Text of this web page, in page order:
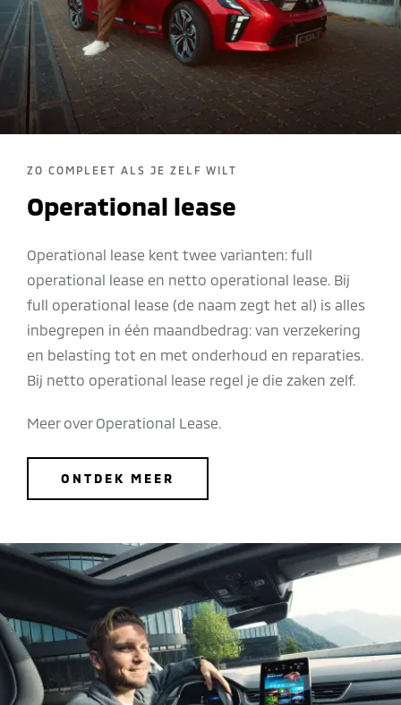
ZO COMPLEET ALS JE ZELF WILT
Operational lease
Operational lease kent twee varianten: full
operational lease en netto operational lease. Bij
full operational lease (de naam zegt het al) is alles
inbegrepen in één maandbedrag: van verzekering
en belasting tot en met onderhoud en reparaties.
Bij netto operational lease regel je die zaken zelf.
Meer over Operational Lease.
ONTDEK MEER